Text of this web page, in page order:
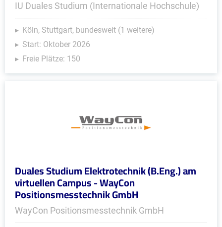
IU Duales Studium (Internationale Hochschule)
Köln, Stuttgart, bundesweit (1 weitere)
Start: Oktober 2026
Freie Plätze: 150
Duales Studium Elektrotechnik (B.Eng.) am
virtuellen Campus - WayCon
Positionsmesstechnik GmbH
WayCon Positionsmesstechnik GmbH